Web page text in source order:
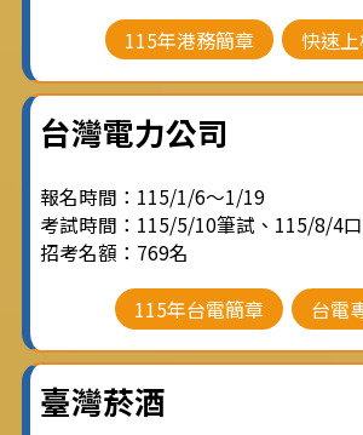
115年港務簡章 快速
台灣電力公司
報名時間：115/1/6～1/19
考試時間：115/5/10筆試、115/8/4
招考名額：769名
115年台電簡章 台電
臺灣菸酒